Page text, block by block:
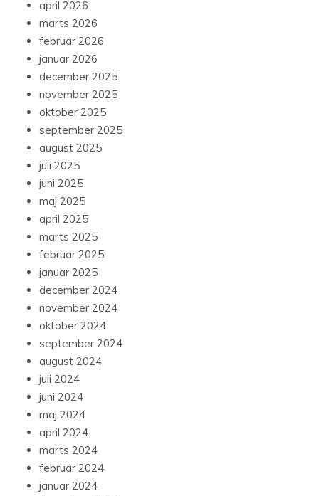
april 2026
marts 2026
februar 2026
januar 2026
december 2025
november 2025
oktober 2025
september 2025
august 2025
juli 2025
juni 2025
maj 2025
april 2025
marts 2025
februar 2025
januar 2025
december 2024
november 2024
oktober 2024
september 2024
august 2024
juli 2024
juni 2024
maj 2024
april 2024
marts 2024
februar 2024
januar 2024